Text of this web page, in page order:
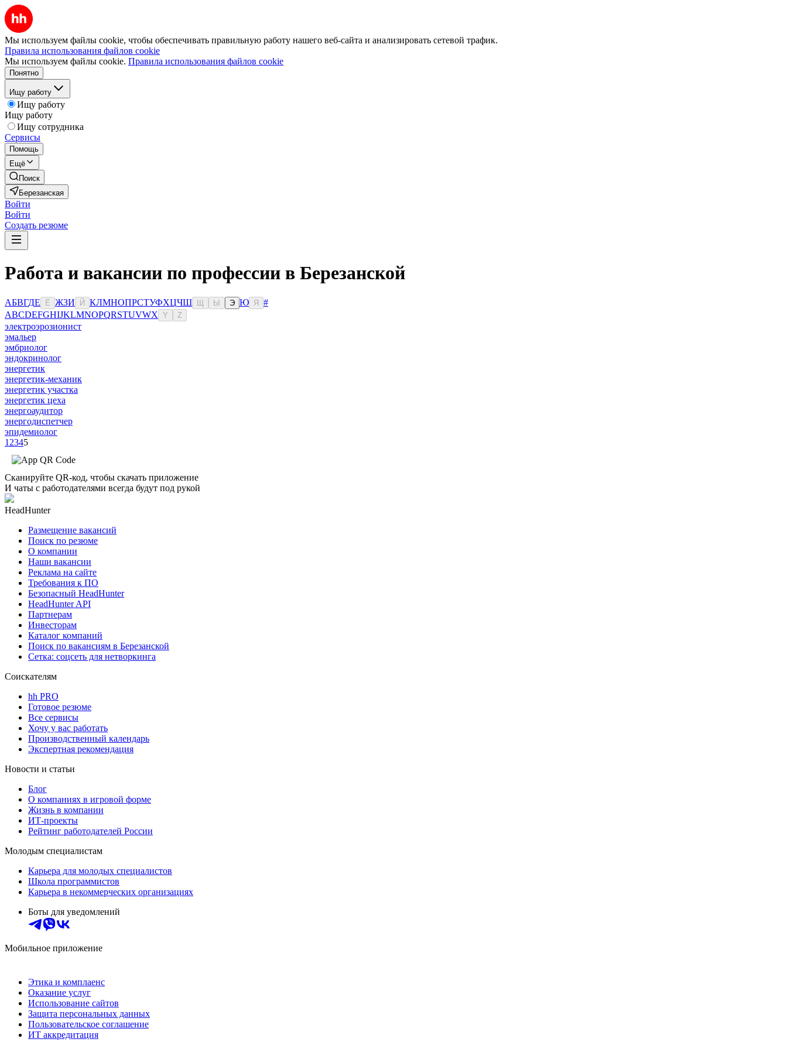
Мы используем файлы cookie, чтобы обеспечивать правильную работу нашего веб-сайта и анализировать сетевой трафик.
Правила использования файлов cookie
Мы используем файлы cookie. Правила использования файлов cookie
Понятно
Ищу работу
Ищу работу
Ищу работу
Ищу сотрудника
Сервисы
Помощь
Ещё
Поиск
Березанская
Войти
Войти
Создать резюме
Работа и вакансии по профессии в Березанской
АБВГДЕ Ё ЖЗИ Й КЛМНОПРСТУФХЦЧШ Ы Э Ю Я
#
ABCDEFGHIJKLMNOPQRSTUVWX Y Z
электроэрозионист
эмальер
эмбриолог
эндокринолог
энергетик
энергетик-механик
энергетик участка
энергетик цеха
энергоаудитор
энергодиспетчер
эпидемиолог
1 2345
Сканируйте QR-код, чтобы скачать приложение
И чаты с работодателями всегда будут под рукой
HeadHunter
Размещение вакансий
Поиск по резюме
О компании
Наши вакансии
Реклама на сайте
Требования к ПО
Безопасный HeadHunter
HeadHunter API
Партнерам
Инвесторам
Каталог компаний
Поиск по вакансиям в Березанской
Сетка: соцсеть для нетворкинга
Соискателям
hh PRO
Готовое резюме
Все сервисы
Хочу у вас работать
Производственный календарь
Экспертная рекомендация
Новости и статьи
Блог
О компаниях в игровой форме
Жизнь в компании
ИТ-проекты
Рейтинг работодателей России
Молодым специалистам
Карьера для молодых специалистов
Школа программистов
Карьера в некоммерческих организациях
Боты для уведомлений
Мобильное приложение
Этика и комплаенс
Оказание услуг
Использование сайтов
Защита персональных данных
Пользовательское соглашение
ИТ аккредитация